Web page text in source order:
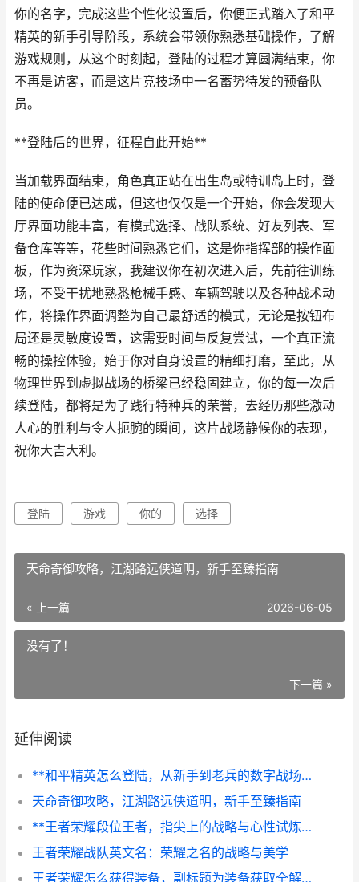
你的名字，完成这些个性化设置后，你便正式踏入了和平
精英的新手引导阶段，系统会带领你熟悉基础操作，了解
游戏规则，从这个时刻起，登陆的过程才算圆满结束，你
不再是访客，而是这片竞技场中一名蓄势待发的预备队
员。
**登陆后的世界，征程自此开始**
当加载界面结束，角色真正站在出生岛或特训岛上时，登
陆的使命便已达成，但这也仅仅是一个开始，你会发现大
厅界面功能丰富，有模式选择、战队系统、好友列表、军
备仓库等等，花些时间熟悉它们，这是你指挥部的操作面
板，作为资深玩家，我建议你在初次进入后，先前往训练
场，不受干扰地熟悉枪械手感、车辆驾驶以及各种战术动
作，将操作界面调整为自己最舒适的模式，无论是按钮布
局还是灵敏度设置，这需要时间与反复尝试，一个真正流
畅的操控体验，始于你对自身设置的精细打磨，至此，从
物理世界到虚拟战场的桥梁已经稳固建立，你的每一次后
续登陆，都将是为了践行特种兵的荣誉，去经历那些激动
人心的胜利与令人扼腕的瞬间，这片战场静候你的表现，
祝你大吉大利。
登陆 游戏 你的 选择
天命奇御攻略，江湖路远侠道明，新手至臻指南
« 上一篇 2026-06-05
没有了！
下一篇 »
延伸阅读
**和平精英怎么登陆，从新手到老兵的数字战场入场券**
天命奇御攻略，江湖路远侠道明，新手至臻指南
**王者荣耀段位王者，指尖上的战略与心性试炼**
王者荣耀战队英文名：荣耀之名的战略与美学
王者荣耀怎么获得装备，副标题为装备获取全解析与实战运用指南